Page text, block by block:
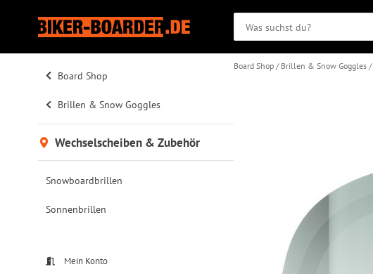
Board Shop
Brillen & Snow Goggles
Wechselscheiben & Zubehör
Snowboardbrillen
Sonnenbrillen
Mein Konto
Board Shop Brillen & Snow Goggles